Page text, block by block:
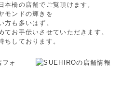
本橋の店舗でご覧頂けます。
モンドの輝きを
方も多いはず。
てお手伝いさせていただきます。
ちしております。